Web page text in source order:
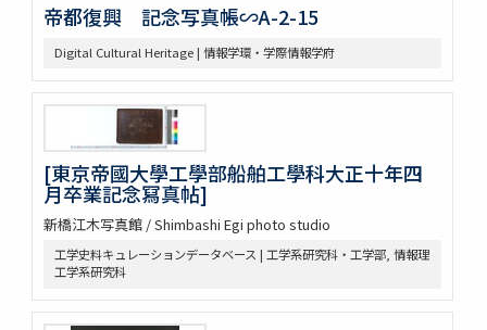
研究室家具配置図 東京帝国大学図書館建築部
図書館一般閲覧室一部仕上工事 東京帝国大学図書館建築部 書棚
内部一部仕上工事設計変更（其一） 第三階東翼部図書閲覧室詳細
図 東京帝国大学図書館建築部
[3階一般閲覧室書架他詳細図]
一般閲覧室椅子設計 東京帝国大学図書館建築部 椅子配置図（椅
子総数500脚）
第4階演習室家具配置図 東京帝国大学図書館建築部
第4階ギャラリー家具配置図 東京帝国大学図書館建築部
特別閲覧室用机及椅子設計図 東京帝国大学図書館建築部
図書館西側中庭通路内扉製作取付工事 東京帝国大学
場 MAR. 4. 1927
帝都復興 記念写真帳∽A-2-15
Digital Cultural Heritage | 情報学環・学際情報学府
[東京帝國大學工學部船舶工學科大正十年四
月卒業記念冩真帖]
新橋江木写真館 / Shimbashi Egi photo studio
工学史料キュレーションデータベース | 工学系研究科・工学部, 情報理
工学系研究科